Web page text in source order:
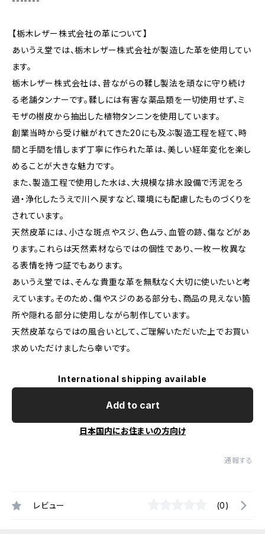
【栃木レザー株式会社の革について】
あいうえ堂では、栃木レザー株式会社が製造した革を使用してい
ます。
栃木レザー株式会社は、昔ながらの鞣し製法を頑なに守り続け
る老舗タンナーです。鞣しには有害な薬品類を一切使用せず、ミ
モザの樹皮から抽出した植物タンニンを使用しています。
創業当時から受け継がれてきた20にも及ぶ製造工程を経て、時
間と手間を惜しまず丁寧に作られた革は、美しい経年変化を楽し
めることが大きな魅力です。
また、製造工程で使用した水は、大規模な排水設備で汚泥をろ
過・浄化したうえで川へ戻すなど、環境にも配慮したものづくりを
されています。
天然皮革には、小さな斑点やスジ、色ムラ、血管の跡、傷などがあ
ります。これらは天然素材ならではの個性であり、一枚一枚異な
る表情を持つ証でもあります。
あいうえ堂では、そんな貴重な革を無駄なく大切に使いたいと考
えています。そのため、傷やスジのある部分も、商品の見えない箇
所や隠れる部分に使用しながら制作しています。
天然皮革ならではの風合いとして、ご理解いただいた上でお買い
求めいただけましたら幸いです。
International shipping available
Add to cart
日本国内にお住まいの方向け
通報する
レビュー (0)